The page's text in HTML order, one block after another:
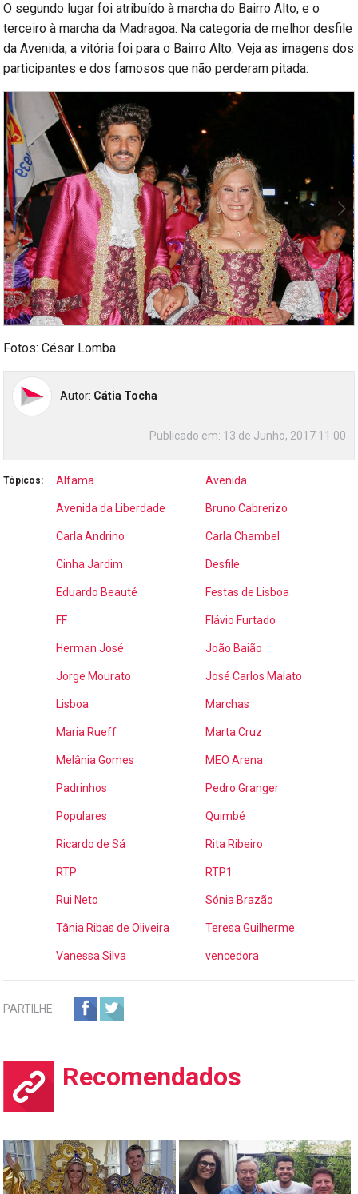
O segundo lugar foi atribuído à marcha do Bairro Alto, e o
terceiro à marcha da Madragoa. Na categoria de melhor desfile
da Avenida, a vitória foi para o Bairro Alto. Veja as imagens dos
participantes e dos famosos que não perderam pitada:
Fotos: César Lomba
Autor: Cátia Tocha
Publicado em: 13 de Junho, 2017 11:00
Tópicos: Alfama Avenida
Avenida da Liberdade Bruno Cabrerizo
Carla Andrino Carla Chambel
Cinha Jardim Desfile
Eduardo Beauté Festas de Lisboa
FF Flávio Furtado
Herman José João Baião
Jorge Mourato José Carlos Malato
Lisboa Marchas
Maria Rueff Marta Cruz
Melânia Gomes MEO Arena
Padrinhos Pedro Granger
Populares Quimbé
Ricardo de Sá Rita Ribeiro
RTP RTP1
Rui Neto Sónia Brazão
Tânia Ribas de Oliveira Teresa Guilherme
Vanessa Silva vencedora
PARTILHE:
Recomendados